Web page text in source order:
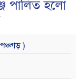
পালিত হলো
)